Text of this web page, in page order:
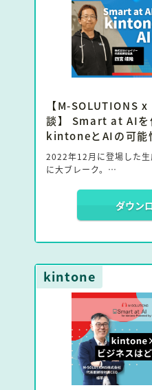
【M-SOLUTIONS
談】 Smart at AIを
kintoneとAIの可能
2022年12月に登場した
に大ブレーク。
M-SOLUTIONS(株)が
ービス「Smart at AI」を
kintoneのシステム開発
した。
今回の対談ではAIに関し
イゾー社長：四宮氏とM-
が「kintoneとAI」の可
ダウン
kintone